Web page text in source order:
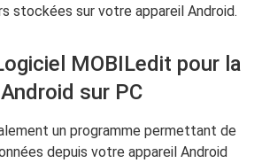
stockées sur votre appareil Android.
MOBILedit pour la
sur PC
un programme permettant de
depuis votre appareil Android